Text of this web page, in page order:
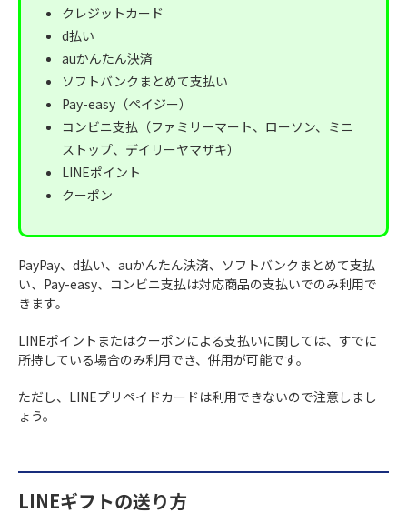
クレジットカード
d払い
auかんたん決済
ソフトバンクまとめて支払い
Pay-easy（ペイジー）
コンビニ支払（ファミリーマート、ローソン、ミニ
ストップ、デイリーヤマザキ）
LINEポイント
クーポン
PayPay、d払い、auかんたん決済、ソフトバンクまとめて支払
い、Pay-easy、コンビニ支払は対応商品の支払いでのみ利用で
きます。
LINEポイントまたはクーポンによる支払いに関しては、すでに
所持している場合のみ利用でき、併用が可能です。
ただし、LINEプリペイドカードは利用できないので注意しまし
ょう。
LINEギフトの送り方